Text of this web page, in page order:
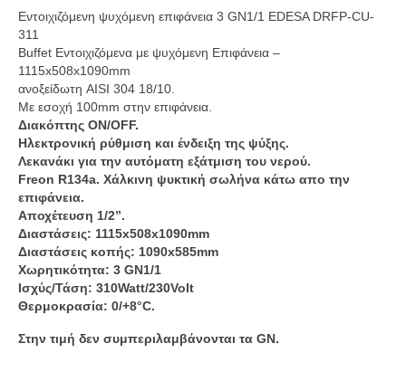
Εντοιχιζόμενη ψυχόμενη επιφάνεια 3 GN1/1 EDESA DRFP-CU-
311
Buffet Εντοιχιζόμενα με ψυχόμενη Επιφάνεια –
1115x508x1090mm
ανοξείδωτη AISI 304 18/10.
Με εσοχή 100mm στην επιφάνεια.
Διακόπτης ON/OFF.
Ηλεκτρονική ρύθμιση και ένδειξη της ψύξης.
Λεκανάκι για την αυτόματη εξάτμιση του νερού.
Freon R134a. Χάλκινη ψυκτική σωλήνα κάτω απο την
επιφάνεια.
Αποχέτευση 1/2”.
Διαστάσεις: 1115x508x1090mm
Διαστάσεις κοπής: 1090x585mm
Χωρητικότητα: 3 GN1/1
Ισχύς/Τάση: 310Watt/230Volt
Θερμοκρασία: 0/+8°C.
Στην τιμή δεν συμπεριλαμβάνονται τα GN.